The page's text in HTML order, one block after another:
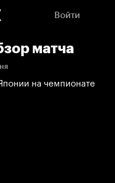
Войти
матча
на чемпионате